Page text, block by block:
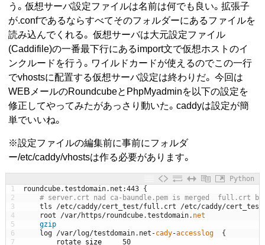
う。仮想サーバ設定ファイルは名前は何でも良い。拡張子
が.confであるならすべてそのフォルダーにあるファイルを
読み込んでくれる。 仮想サーバは大元設定ファイル
(Caddifile)の一番最下行にあるimport文で仮想ホストのイ
ンクルードを行う。ワイルドカードが使えるのでこの一行
でvhostsに配置する仮想サーバ設定は終わりだ。 今回は
WEBメールのRoundcubeとPhpMyadminを以下の設定を
修正してやってみたがあっさり動いた。caddyは設定が簡
単でいいね。
※設定ファイルの編集前に事前にフォルダ
ー/etc/caddy/vhostsは作る必要があります。
Python
1
2
3
4
5
6
7
roundcube.testdomain. net :443 {
# server.crt nad ca-baundle.pem is merged  full.crt
tls
/etc/caddy/cert_test/full . crt /etc/caddy/cert_test
root
/var/https/roundcube.testdomain. net
gzip
log /var/log/testdomain. net -cady-accesslog
{
rotate_ size 50